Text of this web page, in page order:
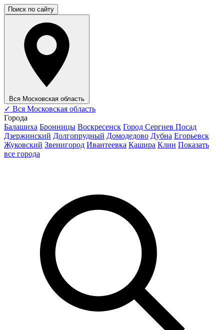
Поиск по сайту
Вся Московская область
✓ Вся Московская область
Города
Балашиха Бронницы Воскресенск Город Сергиев Посад
Дзержинский Долгопрудный Домодедово Дубна Егорьевск
Жуковский Звенигород Ивантеевка Кашира Клин Показать
все города